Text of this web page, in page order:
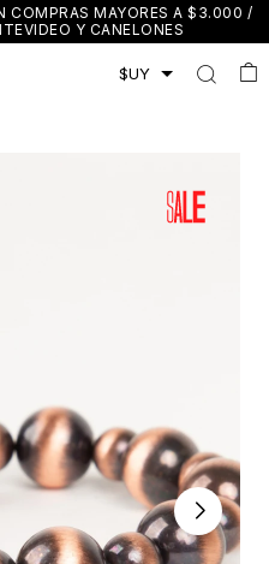
COMPRAS MAYORES A $3.000 /
Y CANELONES